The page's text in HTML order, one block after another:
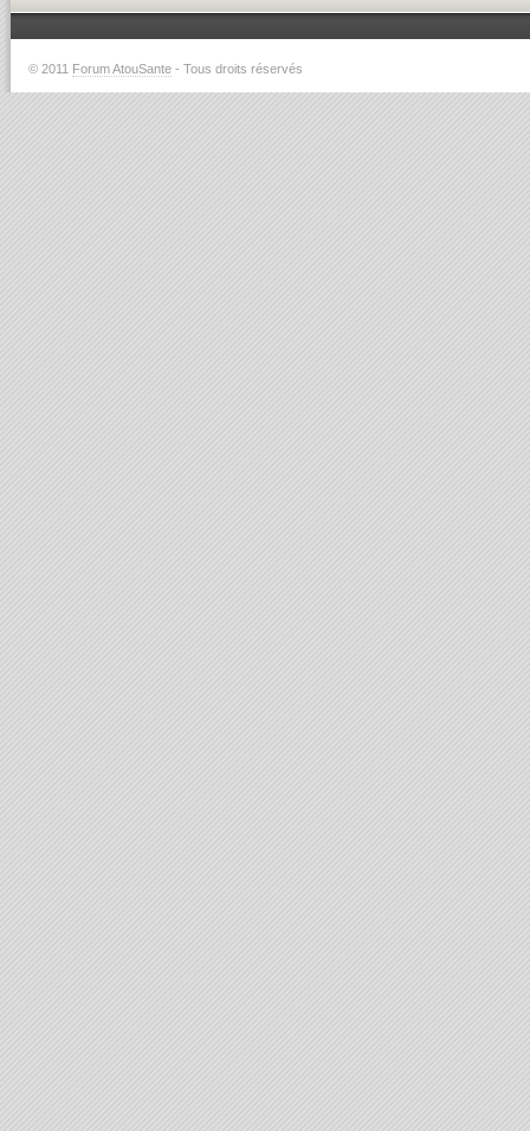
© 2011 Forum AtouSante - Tous droits réservés